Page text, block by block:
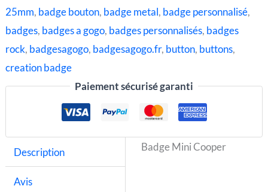
25mm, badge bouton, badge metal, badge personnalisé,
badges, badges a gogo, badges personnalisés, badges
rock, badgesagogo, badgesagogo.fr, button, buttons,
creation badge
Paiement sécurisé garanti
Description
Avis
Badge Mini Cooper